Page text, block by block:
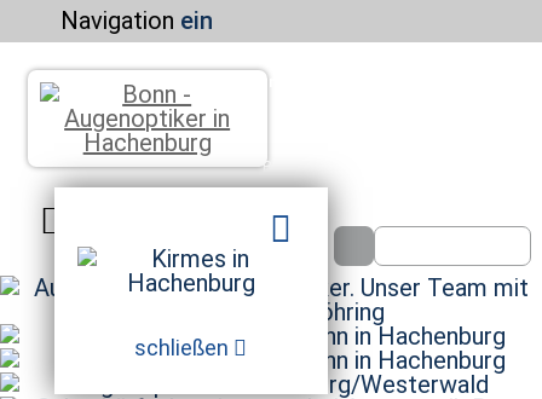
schließen
Navigation ein
Kontakt u. Terminanfrage
Brillen